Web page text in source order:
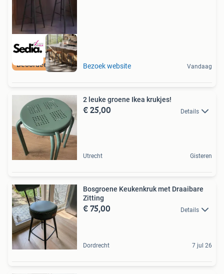
Beoordeeld met 9+ Bezoek website Vandaag
2 leuke groene Ikea krukjes!
€ 25,00 Details
Utrecht Gisteren
Bosgroene Keukenkruk met Draaibare
Zitting
€ 75,00 Details
Dordrecht 7 jul 26